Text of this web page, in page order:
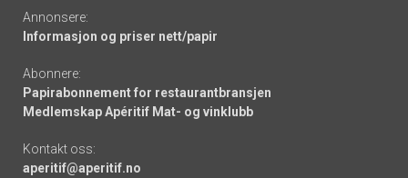
Annonsere:
Informasjon og priser nett/papir
Abonnere:
Papirabonnement for restaurantbransjen
Medlemskap Apéritif Mat- og vinklubb
Kontakt oss:
aperitif@aperitif.no